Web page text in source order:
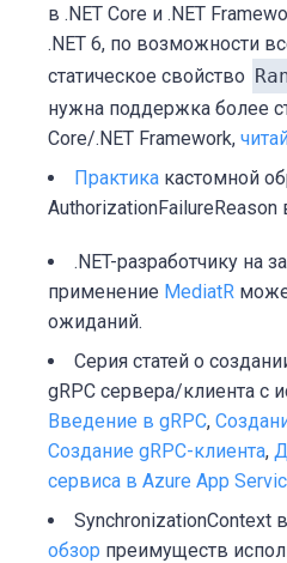
в .NET Core и .NET
.NET 6, по возможности
статическое свойство
нужна поддержка более
Core/.NET Framework,
Практика кастомной
AuthorizationFailureReason
.NET-разработчику на
применение MediatR
ожиданий.
Серия статей о
gRPC сервера/клиента с
Введение в gRPC,
Создание gRPC-клиента,
сервиса в Azure App
SynchronizationContext
обзор преимуществ